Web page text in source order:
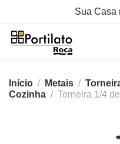
Sua Casa
Início Metais
Cozinha
Torneira 1/4